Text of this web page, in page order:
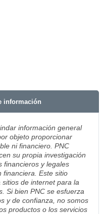
información
información general
objeto proporcionar
ni financiero. PNC
su propia investigación
financieros y legales
financiera. Este sitio
de internet para la
Si bien PNC se esfuerza
y de confianza, no somos
productos o los servicios